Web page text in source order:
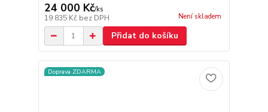
24 000 Kč/ks
19 835 Kč bez DPH Není skladem
Přidat do košíku
Doprava ZDARMA